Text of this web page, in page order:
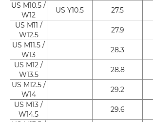
US M10.5 /
W12
US Y10.5 27.5
US M11 /
W12.5
27.9
US M11.5 /
W13
28.3
US M12 /
W13.5
28.8
US M12.5 /
W14
29.2
US M13 /
W14.5
29.6